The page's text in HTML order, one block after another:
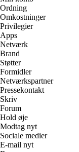
Ordning
Omkostninger
Privilegier
Apps
Netværk
Brand
Støtter
Formidler
Netværkspartner
Pressekontakt
Skriv
Forum
Hold øje
Modtag nyt
Sociale medier
E-mail nyt